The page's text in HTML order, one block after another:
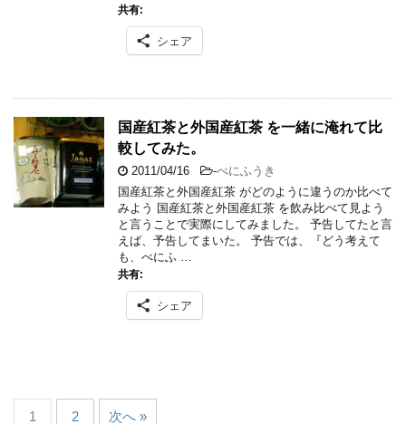
共有:
シェア
国産紅茶と外国産紅茶 を一緒に淹れて比
較してみた。
2011/04/16 -べにふうき
国産紅茶と外国産紅茶 がどのように違うのか比べて
みよう 国産紅茶と外国産紅茶 を飲み比べて見よう
と言うことで実際にしてみました。 予告してたと言
えば、予告してまいた。 予告では、『どう考えて
も、べにふ …
共有:
シェア
1 2 次へ »